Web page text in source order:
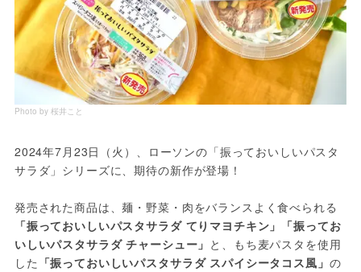
Photo by 桜井こと
2024年7月23日（火）、ローソンの「振っておいしいパスタ
サラダ」シリーズに、期待の新作が登場！
発売された商品は、麺・野菜・肉をバランスよく食べられる
「振っておいしいパスタサラダ てりマヨチキン」「振ってお
いしいパスタサラダ チャーシュー」 と、もち麦パスタを使用
した 「振っておいしいパスタサラダ スパイシータコス風」 の